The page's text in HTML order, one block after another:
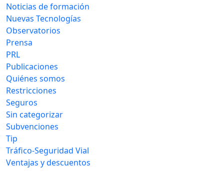
Noticias de formación
Nuevas Tecnologías
Observatorios
Prensa
PRL
Publicaciones
Quiénes somos
Restricciones
Seguros
Sin categorizar
Subvenciones
Tip
Tráfico-Seguridad Vial
Ventajas y descuentos